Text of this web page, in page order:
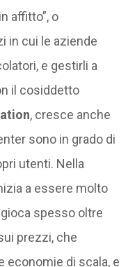
affitto”, o
in cui le aziende
e gestirli a
il cosiddetto
, cresce anche
sono in grado di
utenti. Nella
a essere molto
spesso oltre
prezzi, che
economie di scala, e